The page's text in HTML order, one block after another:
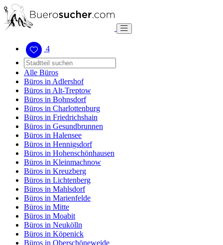
4
Alle Büros
Büros in Adlershof
Büros in Alt-Treptow
Büros in Bohnsdorf
Büros in Charlottenburg
Büros in Friedrichshain
Büros in Gesundbrunnen
Büros in Halensee
Büros in Hennigsdorf
Büros in Hohenschönhausen
Büros in Kleinmachnow
Büros in Kreuzberg
Büros in Lichtenberg
Büros in Mahlsdorf
Büros in Marienfelde
Büros in Mitte
Büros in Moabit
Büros in Neukölln
Büros in Köpenick
Büros in Oberschöneweide